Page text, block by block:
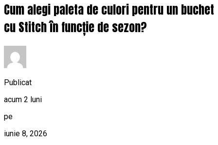
Cum alegi paleta de culori pentru un buchet
cu Stitch în funcție de sezon?
Publicat
acum 2 luni
pe
iunie 8, 2026